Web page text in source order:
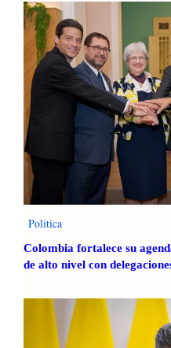
Politica
Colombia fortalece su
de alto nivel con